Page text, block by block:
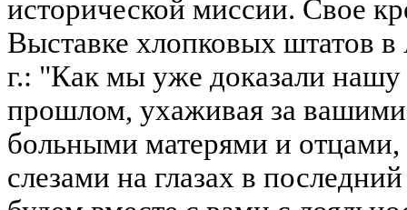
исторической миссии. Свое
Выставке хлопковых штатов в
г.: "Как мы уже доказали нашу
прошлом, ухаживая за
больными матерями и
слезами на глазах в